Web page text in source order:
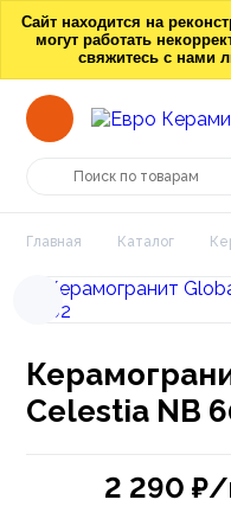
Сайт находится на
могут работать
свяжитесь с нами
Главная Каталог
Celestia NB
2 290 ₽/